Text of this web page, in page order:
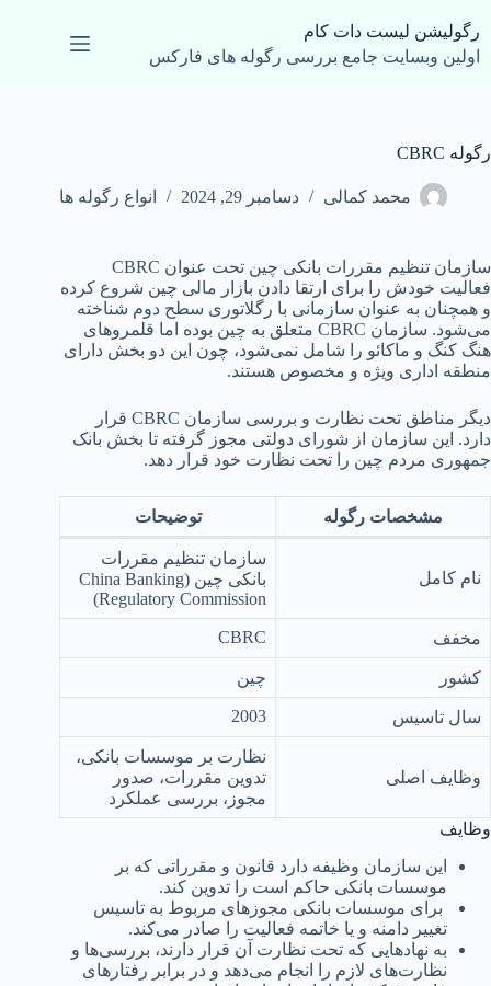
به
محتوا
رگولیشن لیست دات کام
اولین وبسایت جامع بررسی رگوله های فارکس
رگوله CBRC
محمد کمالی دسامبر 29, 2024 انواع رگوله ها
سازمان تنظیم مقررات بانکی چین تحت عنوان CBRC
فعالیت خودش را برای ارتقا دادن بازار مالی چین شروع کرده
و همچنان به عنوان سازمانی با رگلاتوری سطح دوم شناخته
می‌شود. سازمان CBRC متعلق به چین بوده اما قلمروهای
هنگ کنگ و ماکائو را شامل نمی‌شود، چون این دو بخش دارای
منطقه اداری ویژه و مخصوص هستند.
دیگر مناطق تحت نظارت و بررسی سازمان CBRC قرار
دارد. این سازمان از شورای دولتی مجوز گرفته تا بخش بانک
جمهوری مردم چین را تحت نظارت خود قرار دهد.
مشخصات رگوله توضیحات
نام کامل
سازمان تنظیم مقررات
بانکی چین (China Banking
Regulatory Commission)
مخفف CBRC
کشور چین
سال تاسیس 2003
وظایف اصلی
نظارت بر موسسات بانکی،
تدوین مقررات، صدور
مجوز، بررسی عملکرد
وظایف
این سازمان وظیفه دارد قانون و مقرراتی که بر
موسسات بانکی حاکم است را تدوین کند.
برای موسسات بانکی مجوزهای مربوط به تاسیس
تغییر دامنه و یا خاتمه فعالیت را صادر می‌کند.
به نهادهایی که تحت نظارت آن قرار دارند، بررسی‌ها و
نظارت‌های لازم را انجام می‌دهد و در برابر رفتارهای